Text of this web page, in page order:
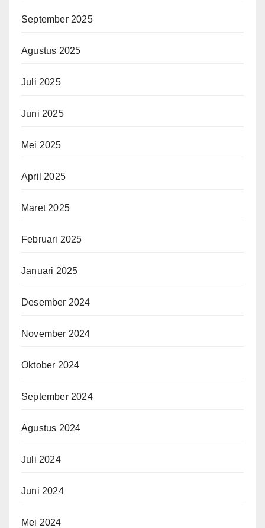
September 2025
Agustus 2025
Juli 2025
Juni 2025
Mei 2025
April 2025
Maret 2025
Februari 2025
Januari 2025
Desember 2024
November 2024
Oktober 2024
September 2024
Agustus 2024
Juli 2024
Juni 2024
Mei 2024